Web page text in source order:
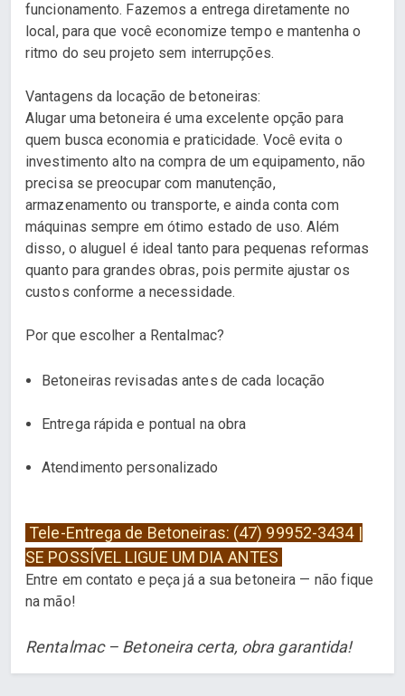
funcionamento. Fazemos a entrega diretamente no
local, para que você economize tempo e mantenha o
ritmo do seu projeto sem interrupções.
Vantagens da locação de betoneiras:
Alugar uma betoneira é uma excelente opção para
quem busca economia e praticidade. Você evita o
investimento alto na compra de um equipamento, não
precisa se preocupar com manutenção,
armazenamento ou transporte, e ainda conta com
máquinas sempre em ótimo estado de uso. Além
disso, o aluguel é ideal tanto para pequenas reformas
quanto para grandes obras, pois permite ajustar os
custos conforme a necessidade.
Por que escolher a Rentalmac?
Betoneiras revisadas antes de cada locação
Entrega rápida e pontual na obra
Atendimento personalizado
Tele-Entrega de Betoneiras: (47) 99952-3434 |
SE POSSÍVEL LIGUE UM DIA ANTES
Entre em contato e peça já a sua betoneira — não fique
na mão!
Rentalmac – Betoneira certa, obra garantida!